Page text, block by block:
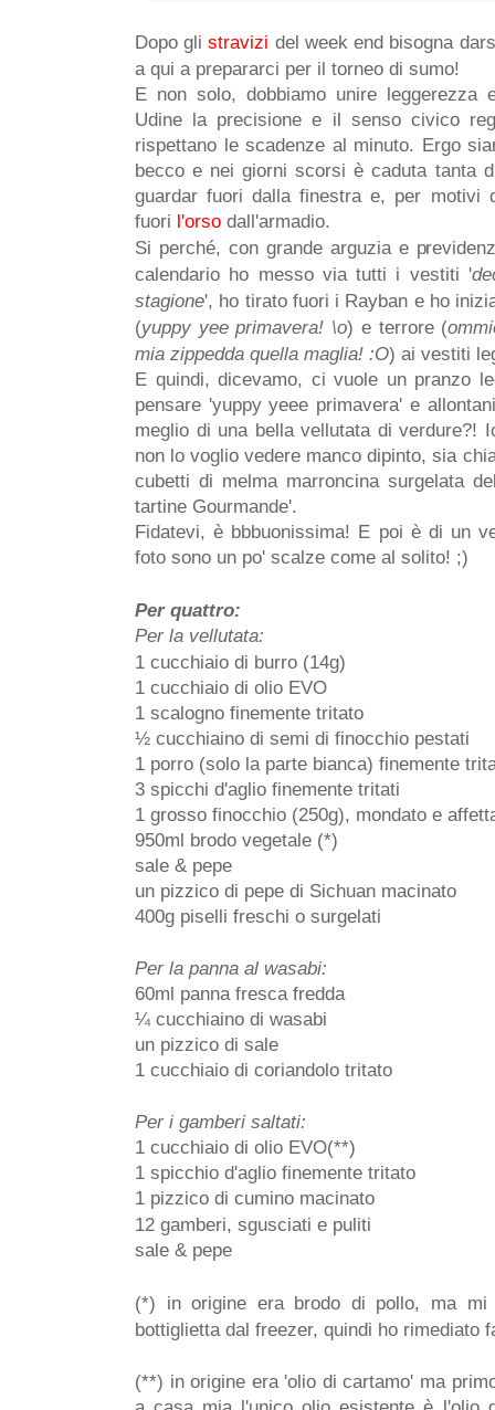
Dopo glistravizi del week end bisogna
a qui a prepararci per il torneo di sumo!
E non solo, dobbiamo unire leggerezza
Udine la precisione e il senso civico
rispettano le scadenze al minuto. Ergo
becco e nei giorni scorsi è caduta tanta
guardar fuori dalla finestra e, per motivi
fuori l'orso dall'armadio.
Si perché, con grande arguzia e
calendario ho messo via tutti i vestiti '
stagione', ho tirato fuori i Rayban e ho
(yuppy yee primavera! \o) e terrore (
mia zippedda quella maglia! :O) ai vestiti
E quindi, dicevamo, ci vuole un pranzo
pensare 'yuppy yeee primavera' e
meglio di una bella vellutata di verdure?!
non lo voglio vedere manco dipinto, sia
cubetti di melma marroncina surgelata
tartine Gourmande'.
Fidatevi, è bbbuonissima! E poi è di un
foto sono un po' scalze come al solito! ;)
Per quattro:
Per la vellutata:
1 cucchiaio di burro (14g)
1 cucchiaio di olio EVO
1 scalogno finemente tritato
½ cucchiaino di semi di finocchio pestati
1 porro (solo la parte bianca) finemente
3 spicchi d'aglio finemente tritati
1 grosso finocchio (250g), mondato e
950ml brodo vegetale (*)
sale & pepe
un pizzico di pepe di Sichuan macinato
400g piselli freschi o surgelati
Per la panna al wasabi:
60ml panna fresca fredda
¼ cucchiaino di wasabi
un pizzico di sale
1 cucchiaio di coriandolo tritato
Per i gamberi saltati:
1 cucchiaio di olio EVO(**)
1 spicchio d'aglio finemente tritato
1 pizzico di cumino macinato
12 gamberi, sgusciati e puliti
sale & pepe
(*) in origine era brodo di pollo, ma
bottiglietta dal freezer, quindi ho rimediato
(**) in origine era 'olio di cartamo' ma